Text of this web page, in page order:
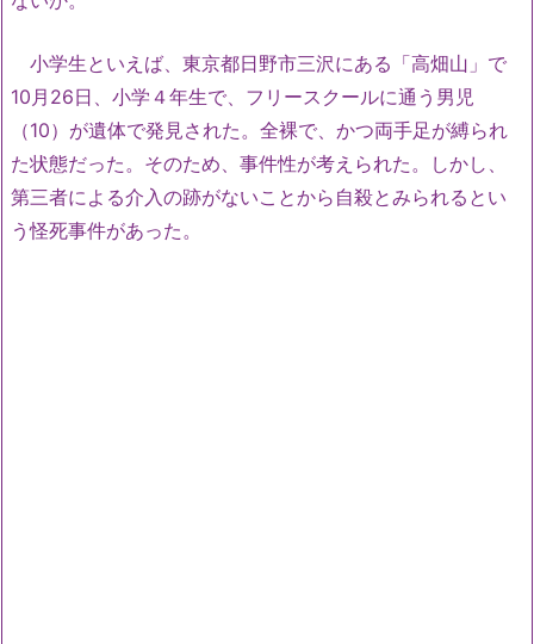
小学生といえば、東京都日野市三沢にある「高畑山」で
10月26日、小学４年生で、フリースクールに通う男児
（10）が遺体で発見された。全裸で、かつ両手足が縛られ
た状態だった。そのため、事件性が考えられた。しかし、
第三者による介入の跡がないことから自殺とみられるとい
う怪死事件があった。